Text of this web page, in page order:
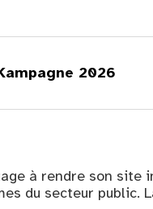
2026
à rendre son
du secteur public.